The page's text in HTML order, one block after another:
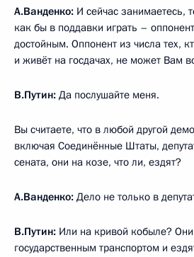
А.Ванденко: И сейчас занимаетесь,
как бы в поддавки играть –
достойным. Оппонент из числа тех,
и живёт на госдачах, не может Вам
В.Путин: Да послушайте меня.
Вы считаете, что в любой другой
включая Соединённые Штаты,
сената, они на козе, что ли, ездят?
А.Ванденко: Дело не только в
В.Путин: Или на кривой кобыле?
государственным транспортом и